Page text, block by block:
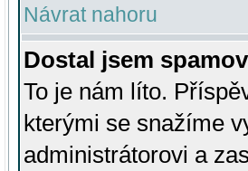
Návrat nahoru
Dostal jsem
To je nám líto.
kterými se snažíme
administrátorovi a